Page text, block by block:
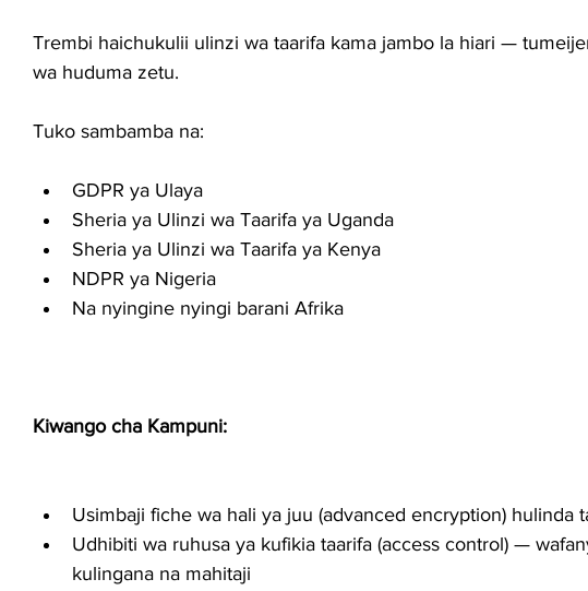
Trembi haichukulii ulinzi wa taarifa kama jambo la hiari —
wa huduma zetu.
Tuko sambamba na:
GDPR ya Ulaya
Sheria ya Ulinzi wa Taarifa ya Uganda
Sheria ya Ulinzi wa Taarifa ya Kenya
NDPR ya Nigeria
Na nyingine nyingi barani Afrika
Kiwango cha Kampuni:
Usimbaji fiche wa hali ya juu (advanced encryption) hulinda
Udhibiti wa ruhusa ya kufikia taarifa (access control) —
kulingana na mahitaji